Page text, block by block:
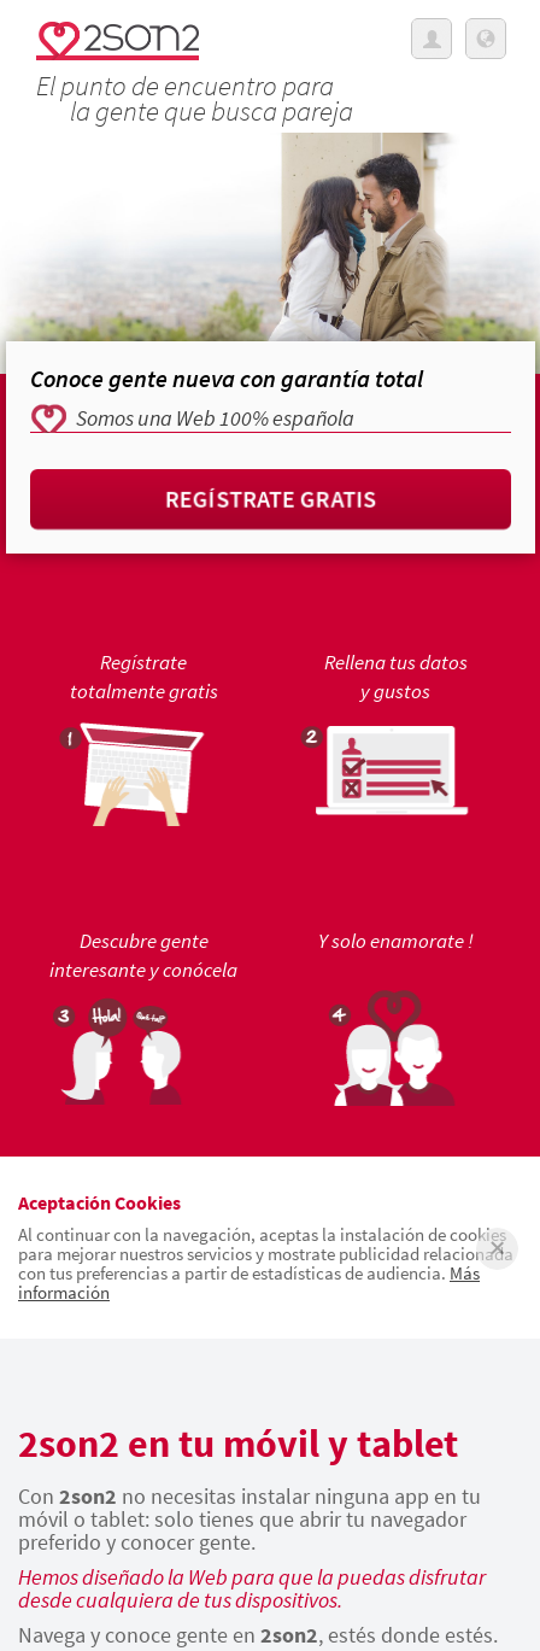
El punto de encuentro para
la gente que busca pareja
Conoce gente nueva con garantía total
Somos una Web 100% española
REGÍSTRATE GRATIS
Regístrate
totalmente gratis
Rellena tus datos
y gustos
Descubre gente
interesante y conócela
Y solo enamorate !
Aceptación Cookies
Al continuar con la navegación, aceptas la instalación de cookies
para mejorar nuestros servicios y mostrate publicidad relacionada
con tus preferencias a partir de estadísticas de audiencia. Más
información
2son2 en tu móvil y tablet
Con 2son2 no necesitas instalar ninguna app en tu
móvil o tablet: solo tienes que abrir tu navegador
preferido y conocer gente.
Hemos diseñado la Web para que la puedas disfrutar
desde cualquiera de tus dispositivos.
Navega y conoce gente en 2son2, estés donde estés.